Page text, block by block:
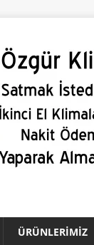
ÜRÜNLERIMIZ